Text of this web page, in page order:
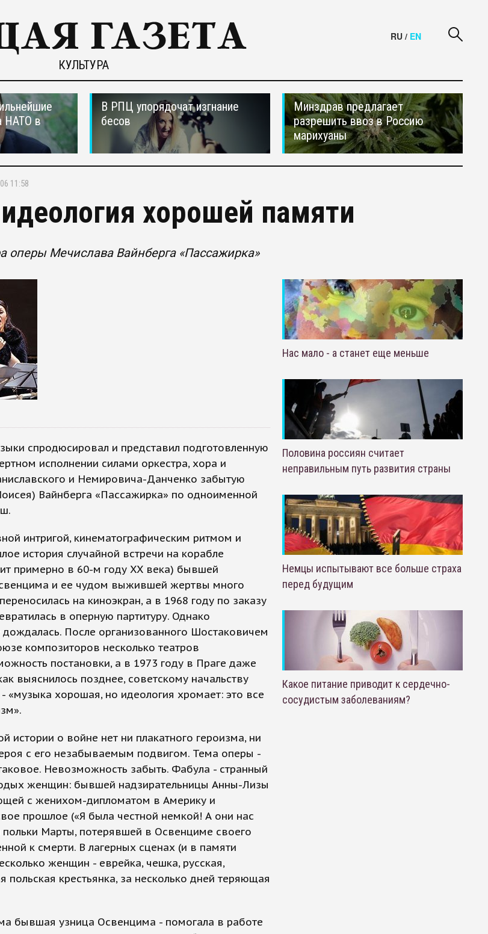
КУЛЬТУРА
RU / EN
НАТО в
В РПЦ упорядочат изгнание
бесов
Минздрав предлагает
разрешить ввоз в Россию
марихуаны
11:58
хорошей памяти
оперы Мечислава Вайнберга «Пассажирка»
спродюсировал и представил подготовленную
исполнении силами оркестра, хора и
и Немировича-Данченко забытую
Вайнберга «Пассажирка» по одноименной
интригой, кинематографическим ритмом и
история случайной встречи на корабле
примерно в 60-м году XX века) бывшей
и ее чудом выжившей жертвы много
на киноэкран, а в 1968 году по заказу
в оперную партитуру. Однако
дождалась. После организованного Шостаковичем
композиторов несколько театров
постановки, а в 1973 году в Праге даже
выяснилось позднее, советскому начальству
«музыка хорошая, но идеология хромает: это все
истории о войне нет ни плакатного героизма, ни
с его незабываемым подвигом. Тема оперы -
Невозможность забыть. Фабула - странный
женщин: бывшей надзирательницы Анны-Лизы
с женихом-дипломатом в Америку и
прошлое («Я была честной немкой! А они нас
польки Марты, потерявшей в Освенциме своего
к смерти. В лагерных сценах (и в памяти
женщин - еврейка, чешка, русская,
польская крестьянка, за несколько дней теряющая
бывшая узница Освенцима - помогала в работе
Нас мало - а станет еще меньше
Половина россиян считает
неправильным путь развития страны
Немцы испытывают все больше страха
перед будущим
Какое питание приводит к сердечно-
сосудистым заболеваниям?